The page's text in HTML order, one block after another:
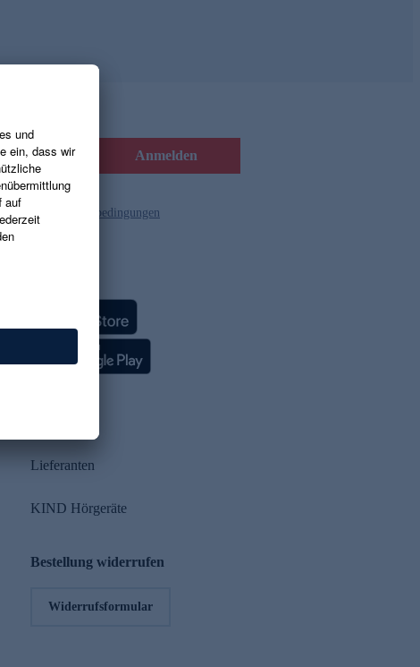
Anmelden
und die Gutscheinbedingungen
Lieferanten
KIND Hörgeräte
Bestellung widerrufen
Widerrufsformular